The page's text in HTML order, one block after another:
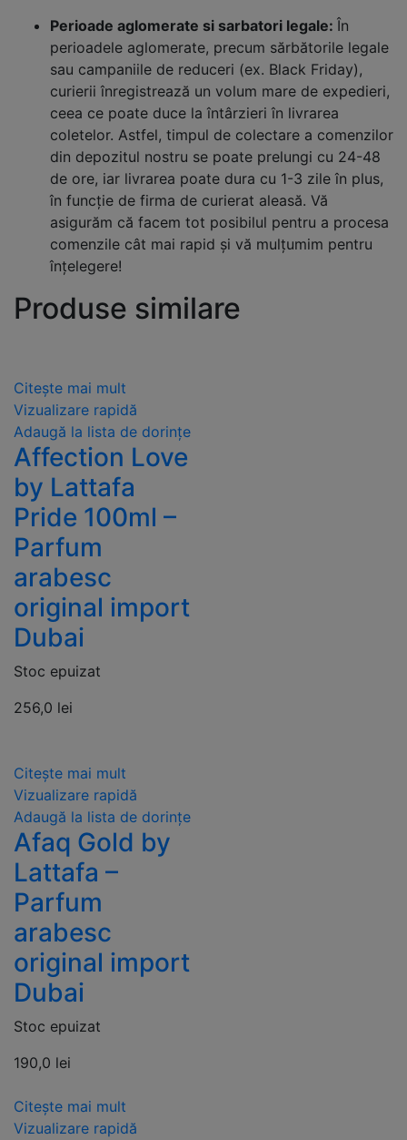
Perioade aglomerate si sarbatori legale: În
perioadele aglomerate, precum sărbătorile legale
sau campaniile de reduceri (ex. Black Friday),
curierii înregistrează un volum mare de expedieri,
ceea ce poate duce la întârzieri în livrarea
coletelor. Astfel, timpul de colectare a comenzilor
din depozitul nostru se poate prelungi cu 24-48
de ore, iar livrarea poate dura cu 1-3 zile în plus,
în funcție de firma de curierat aleasă. Vă
asigurăm că facem tot posibilul pentru a procesa
comenzile cât mai rapid și vă mulțumim pentru
înțelegere!
Produse similare
Citește mai mult
Vizualizare rapidă
Adaugă la lista de dorințe
Affection Love
by Lattafa
Pride 100ml –
Parfum
arabesc
original import
Dubai
Stoc epuizat
256,0 lei
Citește mai mult
Vizualizare rapidă
Adaugă la lista de dorințe
Afaq Gold by
Lattafa –
Parfum
arabesc
original import
Dubai
Stoc epuizat
190,0 lei
Citește mai mult
Vizualizare rapidă